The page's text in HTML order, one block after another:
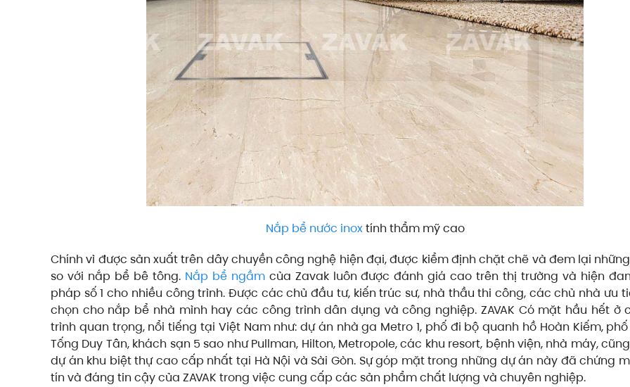
Nắp bể nước inoxtính thẩm mỹ cao
Chính vì được sản xuất trên dây chuyền công nghệ hiện đại, được kiểm định chặt chẽ và đem lại
so với nắp bể bê tông. Nắp bể ngầmcủa Zavak luôn được đánh giá cao trên thị trường và hiện
pháp số 1 cho nhiều công trình. Được các chủ đầu tư, kiến trúc sư, nhà thầu thi công, các chủ nhà ưu
chọn cho nắp bể nhà mình hay các công trình dân dụng và công nghiệp. ZAVAK Có mặt hầu hết ở
trình quan trọng, nổi tiếng tại Việt Nam như: dự án nhà ga Metro 1, phố đi bộ quanh hồ Hoàn Kiếm,
Tống Duy Tân, khách sạn 5 sao như Pullman, Hilton, Metropole, các khu resort, bệnh viện, nhà máy,
dự án khu biệt thự cao cấp nhất tại Hà Nội và Sài Gòn. Sự góp mặt trong những dự án này đã chứng
tín và đáng tin cậy của ZAVAK trong việc cung cấp các sản phẩm chất lượng và chuyên nghiệp.